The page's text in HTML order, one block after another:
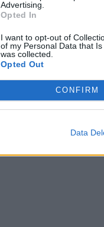
Advertising.
Opted In
I want to opt-out of
of my Personal Data that
was collected.
Opted Out
CONFIRM
Data